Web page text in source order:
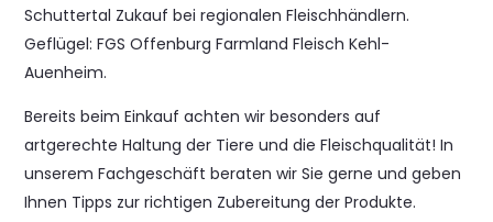
Schuttertal Zukauf bei regionalen Fleischhändlern.
Geflügel: FGS Offenburg Farmland Fleisch Kehl-
Auenheim.
Bereits beim Einkauf achten wir besonders auf
artgerechte Haltung der Tiere und die Fleischqualität! In
unserem Fachgeschäft beraten wir Sie gerne und geben
Ihnen Tipps zur richtigen Zubereitung der Produkte.